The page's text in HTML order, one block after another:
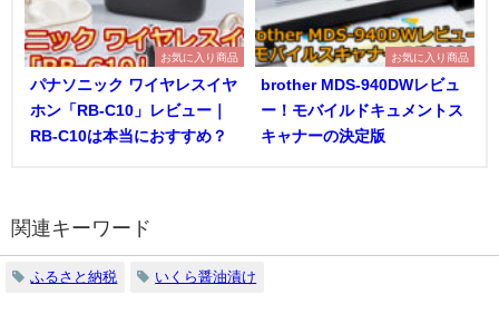
お気に入り商品
パナソニック ワイヤレスイヤ
ホン「RB-C10」レビュー｜
RB-C10は本当におすすめ？
お気に入り商品
brother MDS-940DWレビュ
ー！モバイルドキュメントス
キャナーの決定版
関連キーワード
ふるさと納税 いくら醤油漬け